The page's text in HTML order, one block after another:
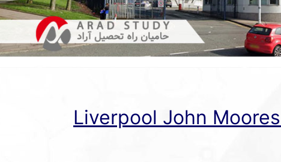
دانشگاه لیورپول جان مورز انگلستان Liverpool John Moores